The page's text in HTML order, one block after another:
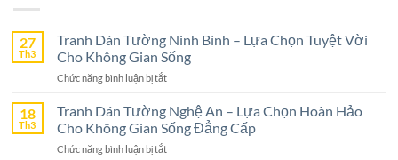
27
Th3
Tranh Dán Tường Ninh Bình – Lựa Chọn Tuyệt Vời
Cho Không Gian Sống
Chức năng bình luận bị tắtở
Dán
Tường
Ninh
Bình
18
Th3
Tranh Dán Tường Nghệ An – Lựa Chọn Hoàn Hảo
Cho Không Gian Sống Đẳng Cấp
Chức năng bình luận bị tắtở